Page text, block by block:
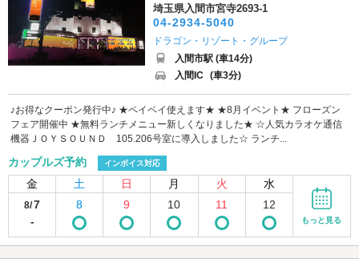
埼玉県入間市宮寺2693-1
04-2934-5040
ドラゴン・リゾート・グループ
入間市駅 (車14分)
入間IC (車3分)
♪お得なクーポン発行中♪ ★ペイペイ使えます★ ★8月イベント★ フローズン
フェア開催中 ★無料ランチメニュー新しくなりました★ ☆人気カラオケ通信
機器ＪＯＹＳＯＵＮＤ 105.206号室に導入しました☆ ランチ...
カップルズ予約 インボイス対応
金 土 日 月 火 水
8/7
-
8 9 10 11 12
もっと見る